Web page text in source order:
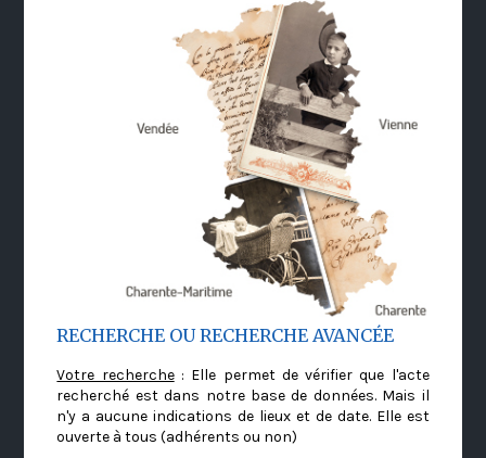
RECHERCHE OU RECHERCHE AVANCÉE
Votre recherche: Elle permet de vérifier que l'acte
recherché est dans notre base de données. Mais il
n'y a aucune indications de lieux et de date. Elle est
ouverte à tous (adhérents ou non)